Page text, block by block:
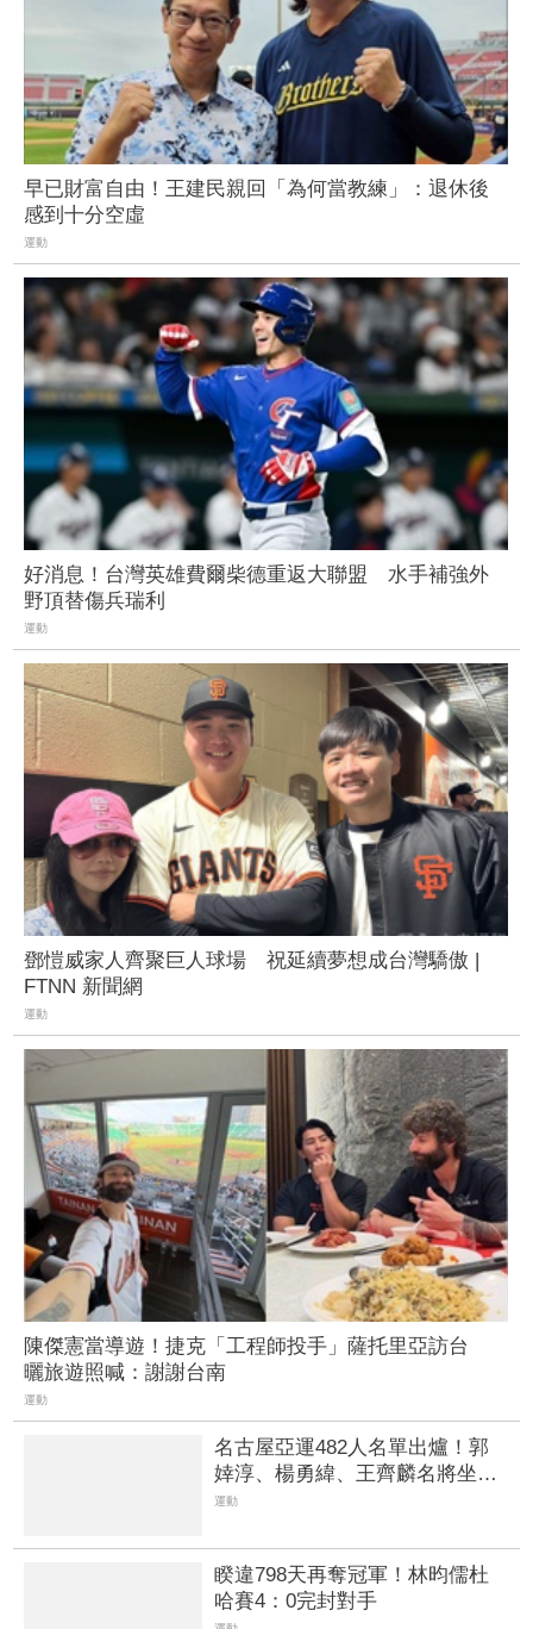
早已財富自由！王建民親回「為何當教練」：退休後
感到十分空虛
運動
好消息！台灣英雄費爾柴德重返大聯盟 水手補強外
野頂替傷兵瑞利
運動
鄧愷威家人齊聚巨人球場 祝延續夢想成台灣驕傲 |
FTNN 新聞網
運動
陳傑憲當導遊！捷克「工程師投手」薩托里亞訪台
曬旅遊照喊：謝謝台南
運動
名古屋亞運482人名單出爐！郭
婞淳、楊勇緯、王齊麟名將坐
鎮 曾雅妮重返國家隊
運動
睽違798天再奪冠軍！林昀儒杜
哈賽4：0完封對手